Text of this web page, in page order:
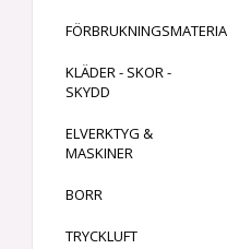
KLÄDER - SKOR -
SKYDD
ELVERKTYG &
MASKINER
BORR
TRYCKLUFT